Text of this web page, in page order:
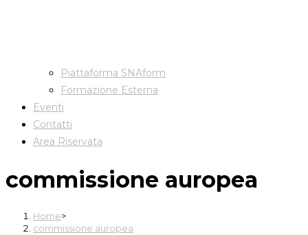
Piattaforma SNAform
Formazione Esterna
Eventi
Contatti
Area Riservata
commissione auropea
Home>
commissione auropea